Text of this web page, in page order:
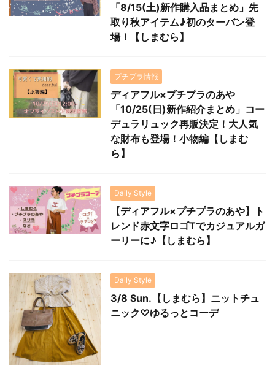
「8/15(土)新作購入品まとめ」先
取り秋アイテム♪初のターバン登
場！【しまむら】
プチプラ情報
ディアフル×プチプラのあや
「10/25(日)新作紹介まとめ」コー
デュラリュック再販決定！大人気
な財布も登場！小物編【しまむ
ら】
Daily Style
【ディアフル×プチプラのあや】ト
レンド赤文字ロゴTでカジュアルガ
ーリーに♪【しまむら】
Daily Style
3/8 Sun.【しまむら】ニットチュ
ニック♡ゆるっとコーデ